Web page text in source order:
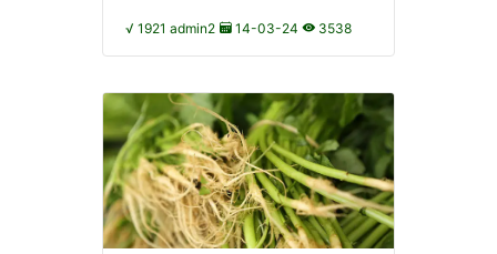
√ 1921 admin2 14-03-24 3538